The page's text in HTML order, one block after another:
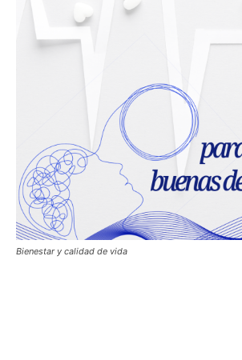
Bienestar y calidad de vida